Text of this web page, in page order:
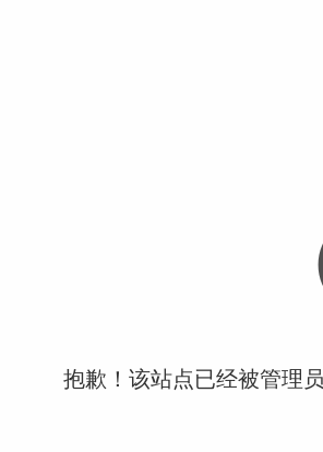
抱歉！该站点已经被管理